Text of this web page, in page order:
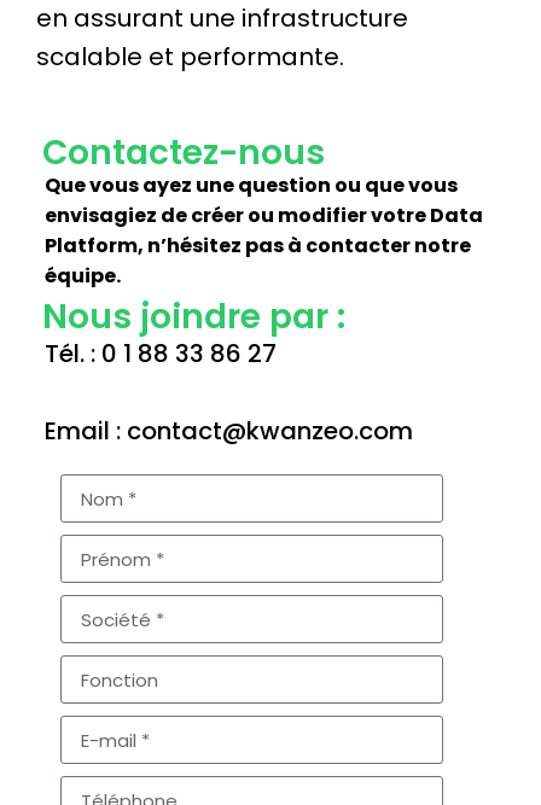
en assurant une infrastructure
scalable et performante.
Contactez-nous
Que vous ayez une question ou que vous
envisagiez de créer ou modifier votre Data
Platform, n’hésitez pas à contacter notre
équipe.
Nous joindre par :
Tél. : 0 1 88 33 86 27
Email : contact@kwanzeo.com